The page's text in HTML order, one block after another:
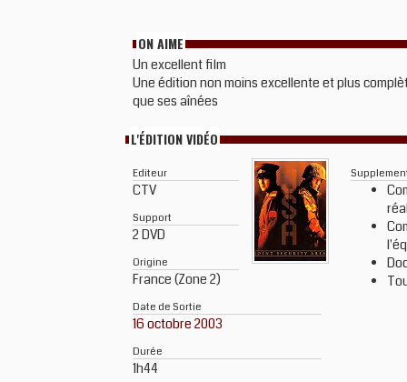
ON AIME
Un excellent film
Une édition non moins excellente et plus
que ses aînées
L'ÉDITION VIDÉO
Editeur
CTV
Support
2 DVD
Origine
France (Zone 2)
Date de Sortie
16 octobre 2003
Durée
1h44